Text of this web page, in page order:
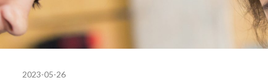
2023-05-26